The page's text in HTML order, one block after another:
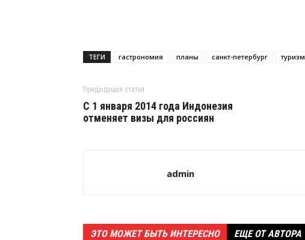
ТЕГИ гастрономия планы санкт-петербург туризм
Предыдущая статья
С 1 января 2014 года Индонезия
отменяет визы для россиян
admin
ЭТО МОЖЕТ БЫТЬ ИНТЕРЕСНО ЕЩЕ ОТ АВТОРА